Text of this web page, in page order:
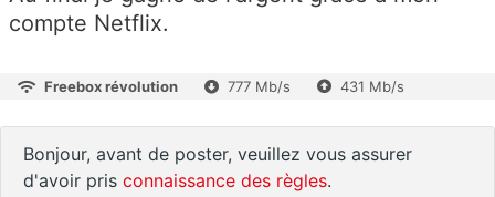
compte Netflix.
Freebox révolution 777 Mb/s 431 Mb/s
Bonjour, avant de poster, veuillez vous assurer
d'avoir pris connaissance des règles.